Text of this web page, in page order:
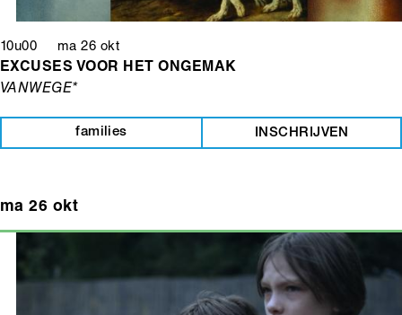
10u00 ma 26 okt
EXCUSES VOOR HET ONGEMAK
VANWEGE*
families INSCHRIJVEN
ma 26 okt